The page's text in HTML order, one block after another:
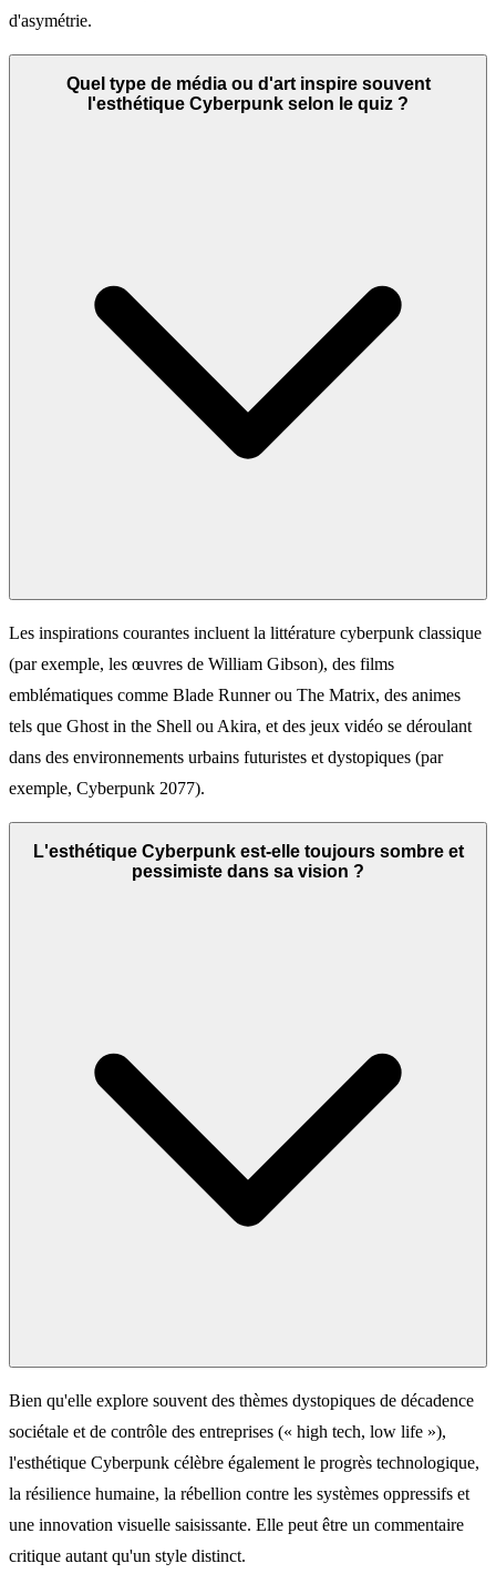
d'asymétrie.
Quel type de média ou d'art inspire souvent
l'esthétique Cyberpunk selon le quiz ?
Les inspirations courantes incluent la littérature cyberpunk classique
(par exemple, les œuvres de William Gibson), des films
emblématiques comme Blade Runner ou The Matrix, des animes
tels que Ghost in the Shell ou Akira, et des jeux vidéo se déroulant
dans des environnements urbains futuristes et dystopiques (par
exemple, Cyberpunk 2077).
L'esthétique Cyberpunk est-elle toujours sombre et
pessimiste dans sa vision ?
Bien qu'elle explore souvent des thèmes dystopiques de décadence
sociétale et de contrôle des entreprises (« high tech, low life »),
l'esthétique Cyberpunk célèbre également le progrès technologique,
la résilience humaine, la rébellion contre les systèmes oppressifs et
une innovation visuelle saisissante. Elle peut être un commentaire
critique autant qu'un style distinct.